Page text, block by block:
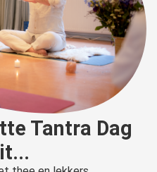
Tantra Dag